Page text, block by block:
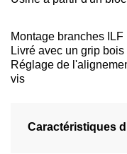
Montage branches ILF
Livré avec un grip bois
Réglage de
vis
Caractéristiques